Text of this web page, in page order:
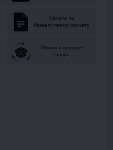
Оплата по
безналичному расчету
Обмен и возврат
товара